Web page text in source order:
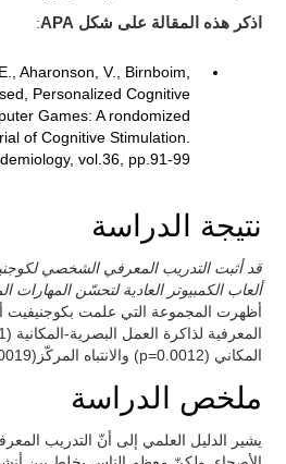
اذكر هذه المقالة على شكل APA
:
Aharonson, V., Birnboim,
Personalized Cognitive
Games: A rondomized
of Cognitive Stimulation.
vol.36, pp.91-99.
نتيجة الدراسة
قد أثبت التدريب المعرفي الشخصي
ألعاب الكمبيوتر العادية لتحسّن المهارات
أظهرت المجموعة التي علمت بكوجنيفيت
المكاني (p=0.0012) والانتباه المركّز(p=0.0019).
ملخص الدراسة
يشير الدليل العلمي إلى أنّ التدريب